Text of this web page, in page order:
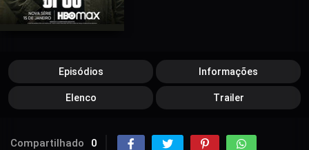
Episódios Informações
Elenco Trailer
Compartilhado 0